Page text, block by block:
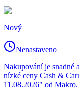
Nový
Nenastaveno
Nakupování je
nízké ceny Cash &
11.08.2026" od Makro.